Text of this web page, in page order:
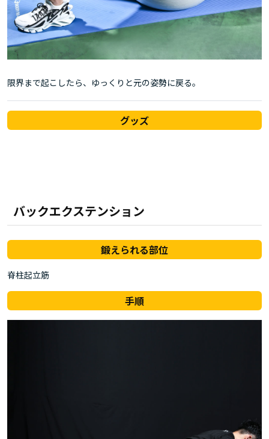
限界まで起こしたら、ゆっくりと元の姿勢に戻る。
グッズ
バックエクステンション
鍛えられる部位
脊柱起立筋
手順